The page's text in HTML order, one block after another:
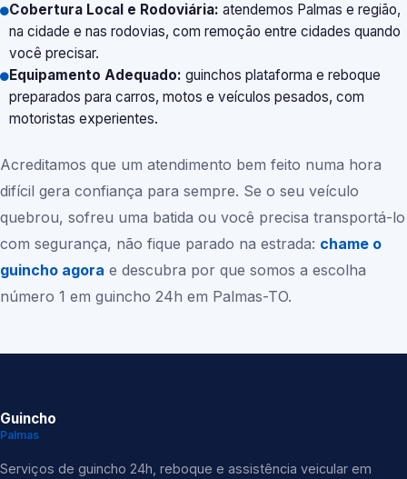
Cobertura Local e Rodoviária: atendemos Palmas e região,
na cidade e nas rodovias, com remoção entre cidades quando
você precisar.
Equipamento Adequado: guinchos plataforma e reboque
preparados para carros, motos e veículos pesados, com
motoristas experientes.
Acreditamos que um atendimento bem feito numa hora
difícil gera confiança para sempre. Se o seu veículo
quebrou, sofreu uma batida ou você precisa transportá-lo
com segurança, não fique parado na estrada: chame o
guincho agora e descubra por que somos a escolha
número 1 em guincho 24h em Palmas-TO.
Guincho
Palmas
Serviços de guincho 24h, reboque e assistência veicular em